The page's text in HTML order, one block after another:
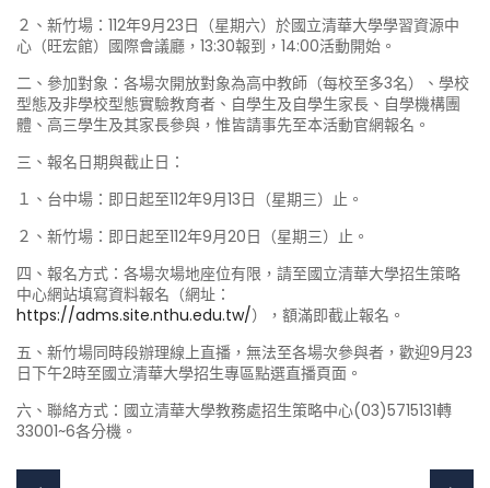
２、新竹場：112年9月23日（星期六）於國立清華大學學習資源中
心（旺宏館）國際會議廳，13:30報到，14:00活動開始。
二、參加對象：各場次開放對象為高中教師（每校至多3名）、學校
型態及非學校型態實驗教育者、自學生及自學生家長、自學機構團
體、高三學生及其家長參與，惟皆請事先至本活動官網報名。
三、報名日期與截止日：
１、台中場：即日起至112年9月13日（星期三）止。
２、新竹場：即日起至112年9月20日（星期三）止。
四、報名方式：各場次場地座位有限，請至國立清華大學招生策略
中心網站填寫資料報名（網址：
https://adms.site.nthu.edu.tw/），額滿即截止報名。
五、新竹場同時段辦理線上直播，無法至各場次參與者，歡迎9月23
日下午2時至國立清華大學招生專區點選直播頁面。
六、聯絡方式：國立清華大學教務處招生策略中心(03)5715131轉
33001~6各分機。